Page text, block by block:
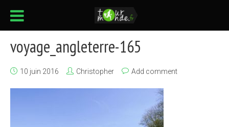
voyage_angleterre-165
10 juin 2016 Christopher Add comment